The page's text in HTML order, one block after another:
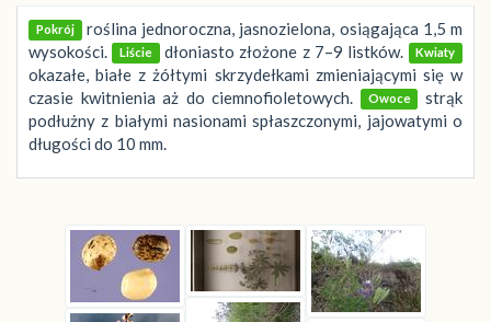
Pokrój roślina jednoroczna, jasnozielona, osiągająca 1,5 m
wysokości.
Liście dłoniasto złożone z 7–9 listków. Kwiaty
okazałe, białe z żółtymi skrzydełkami zmieniającymi się w
czasie kwitnienia aż do ciemnofioletowych.
Owoce
strąk
podłużny z białymi nasionami spłaszczonymi, jajowatymi o
długości do 10 mm.